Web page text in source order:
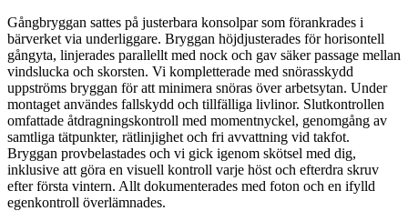
Gångbryggan sattes på justerbara konsolpar som förankrades i
bärverket via underliggare. Bryggan höjdjusterades för horisontell
gångyta, linjerades parallellt med nock och gav säker passage mellan
vindslucka och skorsten. Vi kompletterade med snörasskydd
uppströms bryggan för att minimera snöras över arbetsytan. Under
montaget användes fallskydd och tillfälliga livlinor. Slutkontrollen
omfattade åtdragningskontroll med momentnyckel, genomgång av
samtliga tätpunkter, rätlinjighet och fri avvattning vid takfot.
Bryggan provbelastades och vi gick igenom skötsel med dig,
inklusive att göra en visuell kontroll varje höst och efterdra skruv
efter första vintern. Allt dokumenterades med foton och en ifylld
egenkontroll överlämnades.